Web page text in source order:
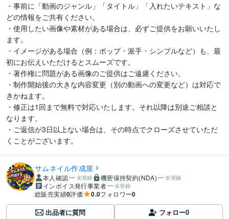
・事前に「動画のジャンル」「タイトル」「入れたいテキスト」な
どの情報をご共有ください。
・使用したい画像や素材がある場合は、必ずご提供をお願いいたし
ます。
・イメージがある場合（例：ポップ・派手・シンプルなど）も、最
初にお伝えいただけるとスムーズです。
・著作権に問題がある画像のご提供はご遠慮ください。
・制作開始後の大きな内容変更（別の動画への変更など）は対応で
きかねます。
・修正は1回まで無料で対応いたします。それ以降は別途ご相談と
なります。
・ご返信が3日以上ない場合は、その時点でクローズさせていただ
サムネイル作成屋
本人確認 未登録 機密保持契約(NDA) 未登録
インボイス発行事業者 未登録
総販売実績0評価 0.0フォロワー0
出品者に質問 フォロー0